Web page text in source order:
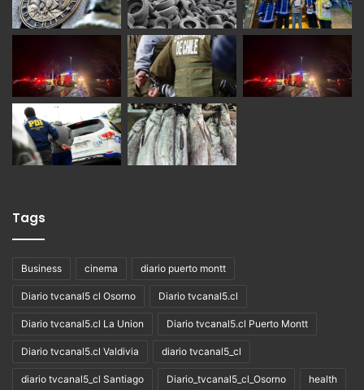
Tags
Business cinema diario puerto montt
Diario tvcanal5 cl Osorno Diario tvcanal5.cl
Diario tvcanal5.cl La Union Diario tvcanal5.cl Puerto Montt
Diario tvcanal5.cl Valdivia diario tvcanal5_cl
diario tvcanal5_cl Santiago Diario_tvcanal5_cl_Osorno health